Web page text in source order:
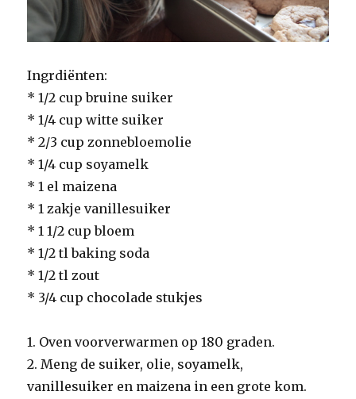
Ingrdiënten:
* 1/2 cup bruine suiker
* 1/4 cup witte suiker
* 2/3 cup zonnebloemolie
* 1/4 cup soyamelk
* 1 el maizena
* 1 zakje vanillesuiker
* 1 1/2 cup bloem
* 1/2 tl baking soda
* 1/2 tl zout
* 3/4 cup chocolade stukjes
1. Oven voorverwarmen op 180 graden.
2. Meng de suiker, olie, soyamelk,
vanillesuiker en maizena in een grote kom.